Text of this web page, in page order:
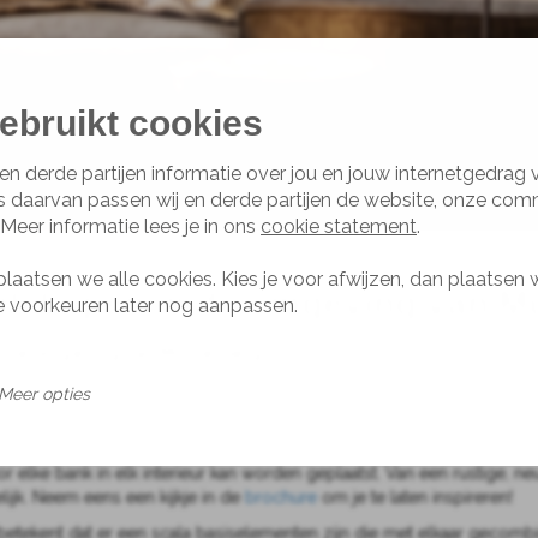
kopen in de omgeving van
omgeving van Muiderberg
een film kijken of bijkletsen met vrienden… Een bank is vaak
met je mee; is er behoefte aan een formele bank met een hoge
het oog wil natuurlijk ook wat. Alle banken zijn ontworpen met
elke bank in elk interieur kan worden geplaatst. Van een rustige,
Neem eens een kijkje in de brochure om je te laten inspireren!
dat er een scala basiselementen zijn die met elkaar
cookies
derde partijen informatie over jou en jouw internetgedrag
daarvan passen wij en derde partijen de website, onze
informatie lees je in ons cookie statement.
we alle cookies. Kies je voor afwijzen, dan plaatsen
voorkeuren later nog aanpassen.
Meer opties